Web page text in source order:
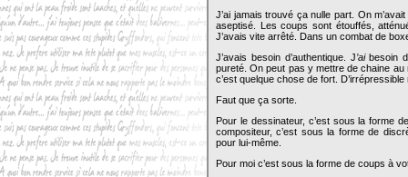
J’ai jamais trouvé ça nulle part. On
aseptisé. Les coups sont étouffés,
J’avais vite arrêté. Dans un combat de
J’avais besoin d’authentique. J’aibesoin
pureté. On peut pas y mettre de chaine au
c’est quelque chose de fort. D’irrépressible
Faut que ça sorte.
Pour le dessinateur, c’est sous la forme
compositeur, c’est sous la forme de
pour lui-même.
Pour moi c’est sous la forme de coups à